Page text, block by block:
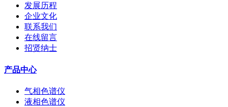
发展历程
企业文化
联系我们
在线留言
招贤纳士
产品中心
气相色谱仪
液相色谱仪